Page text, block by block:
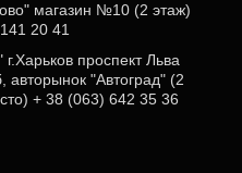
магазин №10 (2 этаж)
20 41
г.Харьков проспект Льва
авторынок "Автоград" (2
+ 38 (063) 642 35 36